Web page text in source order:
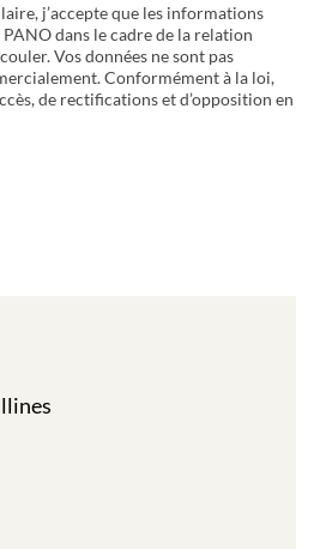
j’accepte que les informations
dans le cadre de la relation
Vos données ne sont pas
Conformément à la loi,
de rectifications et d’opposition en